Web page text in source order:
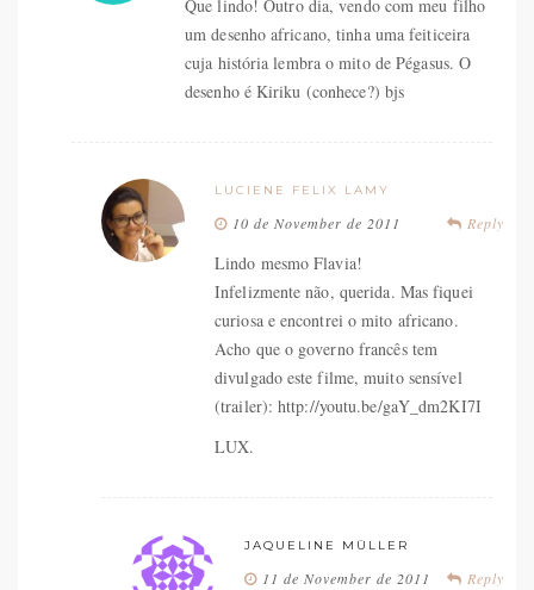
Que lindo! Outro dia, vendo com meu filho
um desenho africano, tinha uma feiticeira
cuja história lembra o mito de Pégasus. O
desenho é Kiriku (conhece?) bjs
LUCIENE FELIX LAMY
Reply
10 de November de 2011
Lindo mesmo Flavia!
Infelizmente não, querida. Mas fiquei
curiosa e encontrei o mito africano.
Acho que o governo francês tem
divulgado este filme, muito sensível
(trailer): http://youtu.be/gaY_dm2KI7I
LUX.
JAQUELINE MÜLLER
Reply
11 de November de 2011